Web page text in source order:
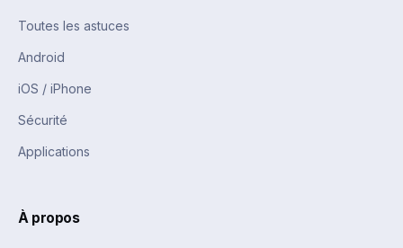
Toutes les astuces
Android
iOS / iPhone
Sécurité
Applications
À propos